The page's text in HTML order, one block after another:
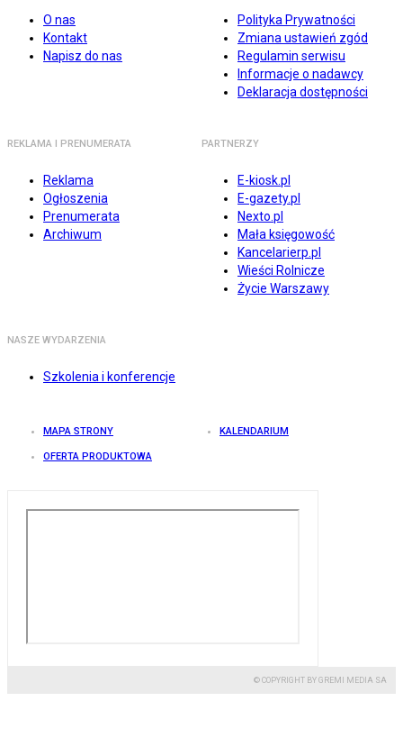
O nas
Kontakt
Napisz do nas
Polityka Prywatności
Zmiana ustawień zgód
Regulamin serwisu
Informacje o nadawcy
Deklaracja dostępności
REKLAMA I PRENUMERATA
Reklama
Ogłoszenia
Prenumerata
Archiwum
PARTNERZY
E-kiosk.pl
E-gazety.pl
Nexto.pl
Mała księgowość
Kancelarierp.pl
Wieści Rolnicze
Życie Warszawy
NASZE WYDARZENIA
Szkolenia i konferencje
MAPA STRONY KALENDARIUM
OFERTA PRODUKTOWA
© COPYRIGHT BY GREMI MEDIA SA